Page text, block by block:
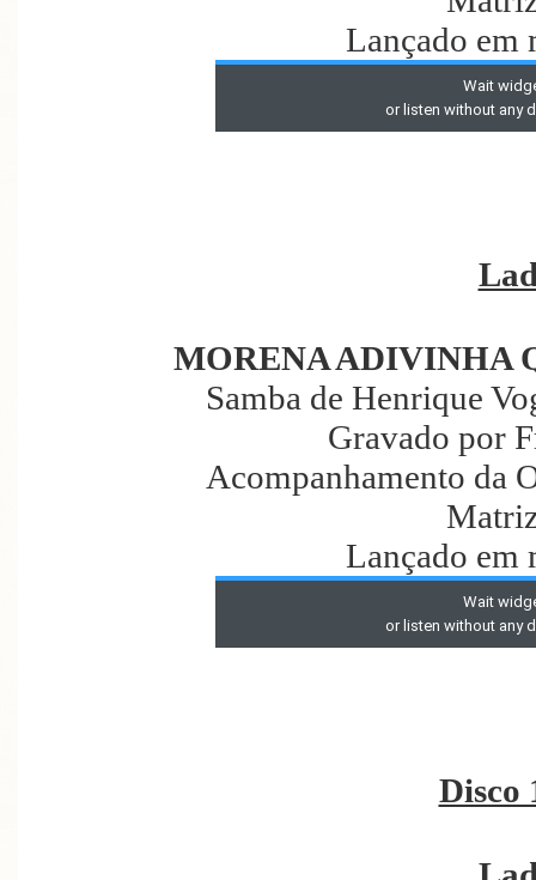
Lançado em
MORENA ADIVINHA
Samba de Henrique
Gravado por
Acompanhamento da
Lançado em
Disco